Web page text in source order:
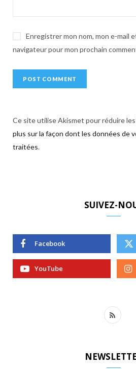
Enregistrer mon nom, mon e-mail
navigateur pour mon prochain
Ce site utilise Akismet pour réduire
plus sur la façon dont les données de
traitées.
SUIVEZ-
Facebook
YouTube
R